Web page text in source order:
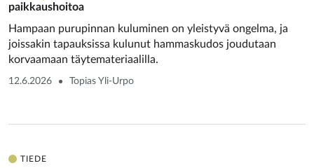
paikkaushoitoa
Hampaan purupinnan kuluminen on yleistyvä ongelma, ja
joissakin tapauksissa kulunut hammaskudos joudutaan
korvaamaan täytemateriaalilla.
12.6.2026 Topias Yli-Urpo
TIEDE